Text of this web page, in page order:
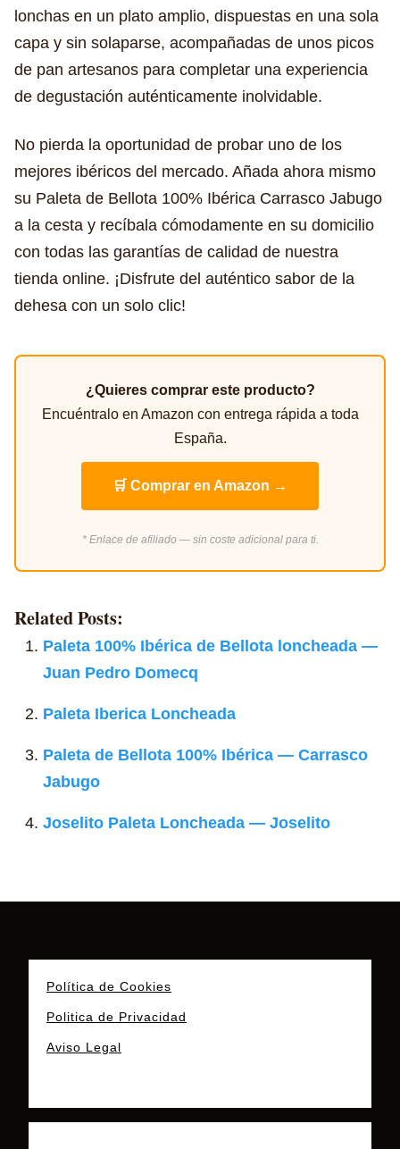
lonchas en un plato amplio, dispuestas en una sola
capa y sin solaparse, acompañadas de unos picos
de pan artesanos para completar una experiencia
de degustación auténticamente inolvidable.
No pierda la oportunidad de probar uno de los
mejores ibéricos del mercado. Añada ahora mismo
su Paleta de Bellota 100% Ibérica Carrasco Jabugo
a la cesta y recíbala cómodamente en su domicilio
con todas las garantías de calidad de nuestra
tienda online. ¡Disfrute del auténtico sabor de la
dehesa con un solo clic!
¿Quieres comprar este producto?
Encuéntralo en Amazon con entrega rápida a toda
España.
🛒 Comprar en Amazon →
* Enlace de afiliado — sin coste adicional para ti.
Related Posts:
Paleta 100% Ibérica de Bellota loncheada —
Juan Pedro Domecq
Paleta Iberica Loncheada
Paleta de Bellota 100% Ibérica — Carrasco
Jabugo
Joselito Paleta Loncheada — Joselito
Política de Cookies
Politica de Privacidad
Aviso Legal